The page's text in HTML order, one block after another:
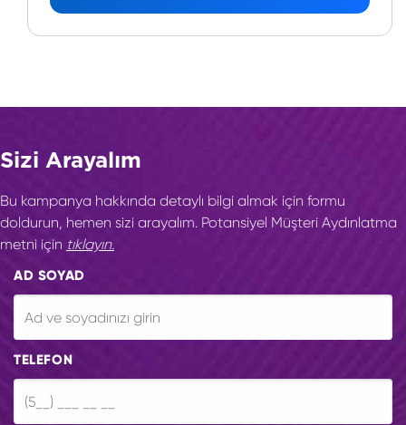
Sizi Arayalım
Bu kampanya hakkında detaylı bilgi almak için formu
doldurun, hemen sizi arayalım. Potansiyel Müşteri Aydınlatma
metni için tıklayın.
AD SOYAD
TELEFON